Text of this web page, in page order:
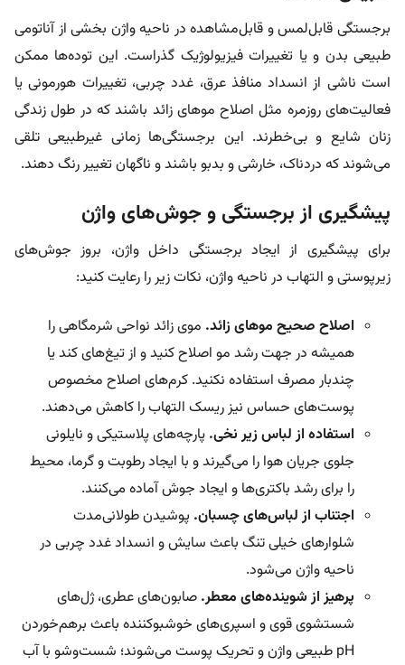
برجستگی قابل‌لمس و قابل‌مشاهده در ناحیه واژن بخشی از آناتومی
طبیعی بدن و یا تغییرات فیزیولوژیک گذراست. این توده‌ها ممکن
است ناشی از انسداد منافذ عرق، غدد چربی، تغییرات هورمونی یا
فعالیت‌های روزمره مثل اصلاح موهای زائد باشند که در طول زندگی
زنان شایع و بی‌خطرند. این برجستگی‌ها زمانی غیرطبیعی تلقی
می‌شوند که دردناک، خارشی و بدبو باشند و ناگهان تغییر رنگ دهند.
پیشگیری از برجستگی و جوش‌های واژن
برای پیشگیری از ایجاد برجستگی داخل واژن، بروز جوش‌های
زیرپوستی و التهاب در ناحیه واژن، نکات زیر را رعایت کنید:
اصلاح صحیح موهای زائد. موی زائد نواحی شرمگاهی را
همیشه در جهت رشد مو اصلاح کنید و از تیغ‌های کند یا
چندبار مصرف استفاده نکنید. کرم‌های اصلاح مخصوص
پوست‌های حساس نیز ریسک التهاب را کاهش می‌دهند.
استفاده از لباس زیر نخی. پارچه‌های پلاستیکی و نایلونی
جلوی جریان هوا را می‌گیرند و با ایجاد رطوبت و گرما، محیط
را برای رشد باکتری‌ها و ایجاد جوش آماده می‌کنند.
اجتناب از لباس‌های چسبان. پوشیدن طولانی‌مدت
شلوارهای خیلی تنگ باعث سایش و انسداد غدد چربی در
ناحیه واژن می‌شود.
پرهیز از شوینده‌های معطر. صابون‌های عطری، ژل‌های
شستشوی قوی و اسپری‌های خوشبوکننده باعث برهم‌خوردن
pH طبیعی واژن و تحریک پوست می‌شوند؛ شست‌وشو با آب